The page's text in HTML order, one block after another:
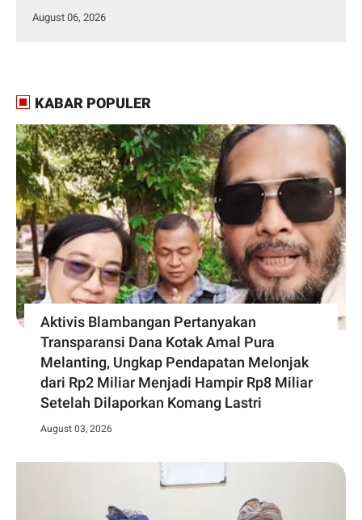
August 06, 2026
KABAR POPULER
Aktivis Blambangan Pertanyakan
Transparansi Dana Kotak Amal Pura
Melanting, Ungkap Pendapatan Melonjak
dari Rp2 Miliar Menjadi Hampir Rp8 Miliar
Setelah Dilaporkan Komang Lastri
August 03, 2026